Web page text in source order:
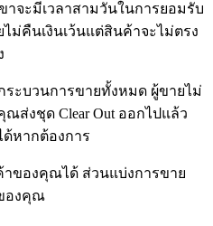
าจะมีเวลาสามวันในการยอมรับ
ไม่คืนเงินเว้นแต่สินค้าจะไม่ตรง
ระบวนการขายทั้งหมด ผู้ขายไม่
ส่งชุด Clear Out ออกไปแล้ว
หากต้องการ
าของคุณได้ ส่วนแบ่งการขาย
องคุณ